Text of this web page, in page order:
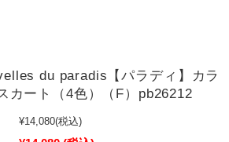
du paradis【パラディ】カラ
ート（4色）（F）pb26212
¥14,080(税込)